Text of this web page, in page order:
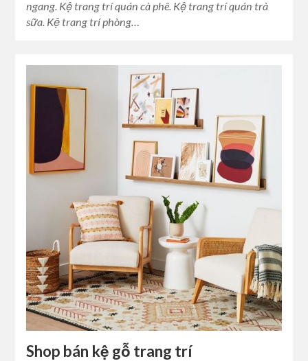
ngang. Kệ trang trí quán cà phê. Kệ trang trí quán trà
sữa. Kệ trang trí phòng…
Shop bán kệ gỗ trang trí